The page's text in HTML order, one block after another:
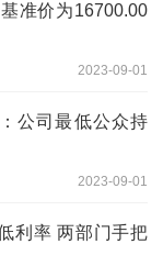
准价为16700.00
2023-09-01
公司最低公众持
2023-09-01
利率 两部门手把